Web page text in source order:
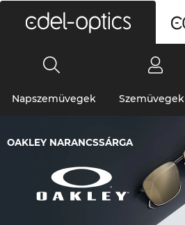
Napszemüvegek Szemüvegek
OAKLEY NARANCSSÁRGA